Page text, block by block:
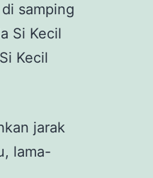
samping
Si Kecil
Kecil
jarak
lama-